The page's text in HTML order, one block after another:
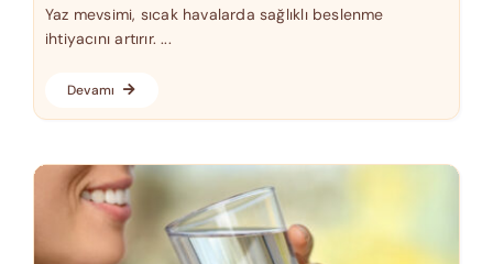
Yaz mevsimi, sıcak havalarda sağlıklı beslenme
ihtiyacını artırır. ...
Devamı